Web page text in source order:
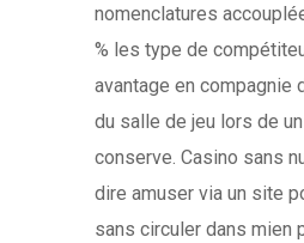
nomenclatures
% les type de
avantage en compagnie
du salle de jeu lors de
conserve. Casino sans
dire amuser via un site
sans circuler dans mien